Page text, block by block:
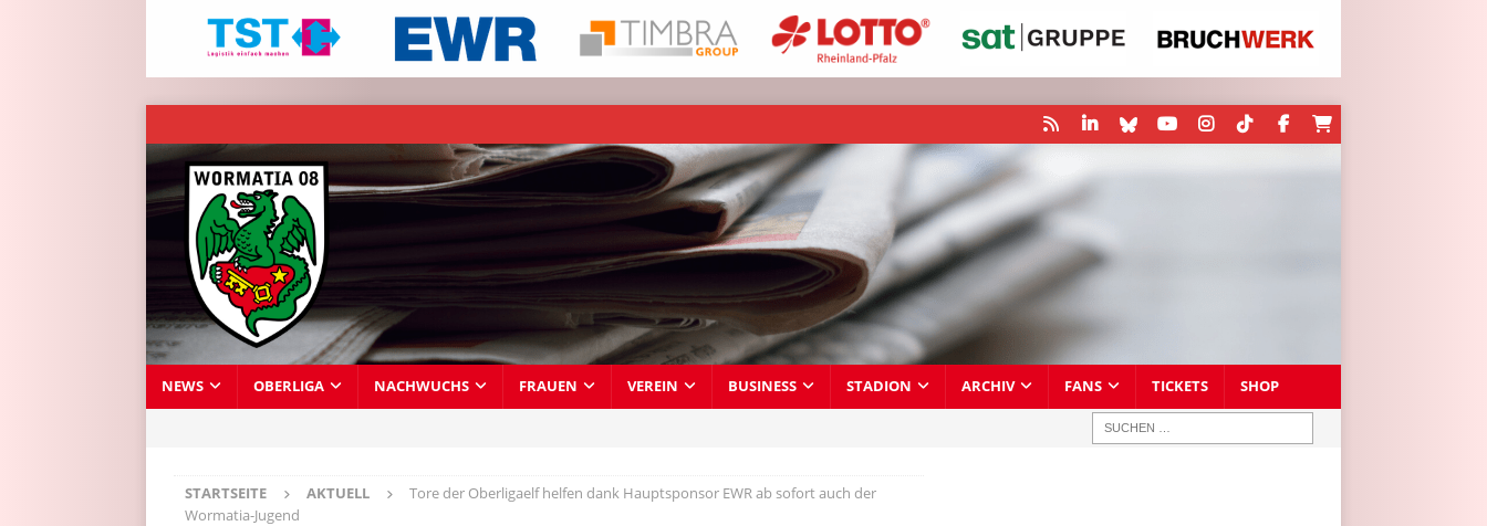
NEWS OBERLIGA NACHWUCHS FRAUEN VEREIN BUSINESS STADION ARCHIV FANS TICKETS SHOP
STARTSEITE AKTUELL
Tore der Oberligaelf helfen dank Hauptsponsor EWR ab sofort auch der
Wormatia-Jugend